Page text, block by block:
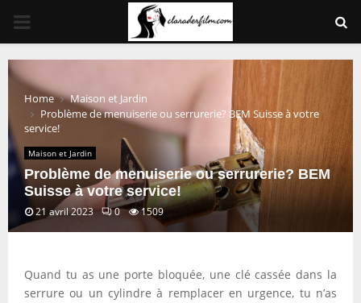
PRIMARY
MENU
Home
Maison et Jardin
Problème de menuiserie ou serrurerie? BEM Suisse à votre
service!
Maison et Jardin
Problème de menuiserie ou serrurerie? BEM
Suisse à votre service!
21 avril 2023 0 1509
Quand tu as une porte bloquée, une clé cassée dans la
serrure ou un cylindre à remplacer en urgence, tu n’as